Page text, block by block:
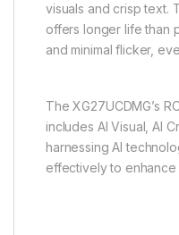
visuals and crisp text.
offers longer life than
and minimal flicker,
The XG27UCDMG’s
includes AI Visual, AI
harnessing AI
effectively to enhance